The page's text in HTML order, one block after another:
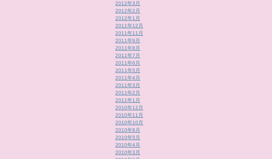
2012年3月
2012年2月
2012年1月
2011年12月
2011年11月
2011年9月
2011年8月
2011年7月
2011年6月
2011年5月
2011年4月
2011年3月
2011年2月
2011年1月
2010年12月
2010年11月
2010年10月
2010年8月
2010年5月
2010年4月
2010年3月